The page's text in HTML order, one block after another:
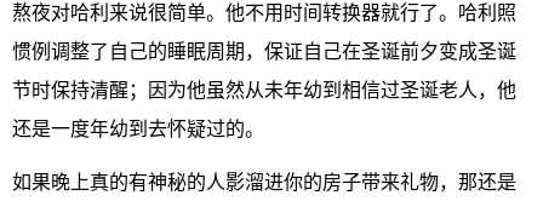
熬夜对哈利来说很简单。他不用时间转换器就行了。哈利照
惯例调整了自己的睡眠周期，保证自己在圣诞前夕变成圣诞
节时保持清醒；因为他虽然从未年幼到相信过圣诞老人，他
还是一度年幼到去怀疑过的。
如果晚上真的有神秘的人影溜进你的房子带来礼物，那还是